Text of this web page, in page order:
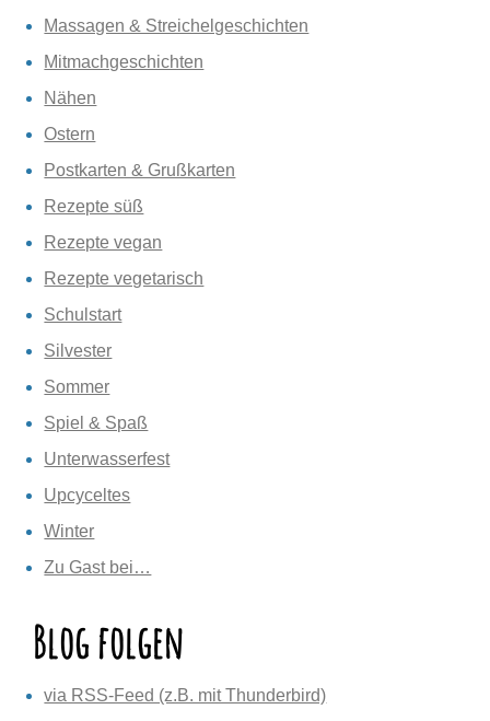
Massagen & Streichelgeschichten
Mitmachgeschichten
Nähen
Ostern
Postkarten & Grußkarten
Rezepte süß
Rezepte vegan
Rezepte vegetarisch
Schulstart
Silvester
Sommer
Spiel & Spaß
Unterwasserfest
Upcyceltes
Winter
Zu Gast bei…
Blog folgen
via RSS-Feed (z.B. mit Thunderbird)